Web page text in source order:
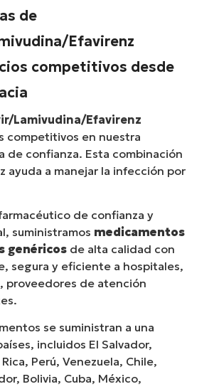
de
Efavirenz
competitivos desde
Lamivudina/Efavirenz
competitivos en nuestra
de confianza. Esta combinación
ayuda a manejar la infección por
de confianza y
suministramos medicamentos
genéricos de alta calidad con
segura y eficiente a hospitales,
proveedores de atención
se suministran a una
incluidos El Salvador,
Perú, Venezuela, Chile,
Bolivia, Cuba, México,